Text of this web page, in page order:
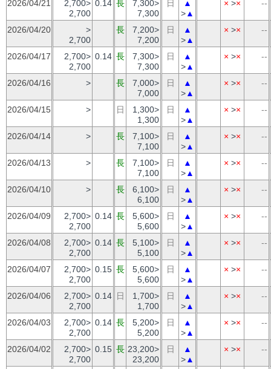
2026/04/21
2,700>
2,700
0.14 長
7,300>
7,300
日
▲
>▲
× >× --
2026/04/20
>
2,700
長
7,200>
7,200
日
▲
>▲
× >× --
2026/04/17
2,700>
2,700
0.14 長
7,300>
7,300
日
▲
>▲
× >× --
2026/04/16 > 長
7,000>
7,000
日
▲
>▲
× >× --
2026/04/15 > 日
1,300>
1,300
日
▲
>▲
× >× --
2026/04/14 > 長
7,100>
7,100
日
▲
>▲
× >× --
2026/04/13 > 長
7,100>
7,100
日
▲
>▲
× >× --
2026/04/10 > 長
6,100>
6,100
日
▲
>▲
× >× --
2026/04/09
2,700>
2,700
0.14 長
5,600>
5,600
日
▲
>▲
× >× --
2026/04/08
2,700>
2,700
0.14 長
5,100>
5,100
日
▲
>▲
× >× --
2026/04/07
2,700>
2,700
0.15 長
5,600>
5,600
日
▲
>▲
× >× --
2026/04/06
2,700>
2,700
0.14 日
1,700>
1,700
日
▲
>▲
× >× --
2026/04/03
2,700>
2,700
0.14 長
5,200>
5,200
日
▲
>▲
× >× --
2026/04/02
2,700>
2,700
0.15 長 23,200>
23,200
日
▲
>▲
× >× --